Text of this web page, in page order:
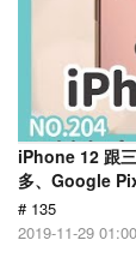
iPhone 12 跟
多、Google
# 135
2019-11-29 01:00